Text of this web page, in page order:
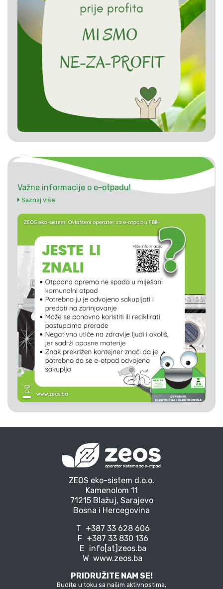
Važne informacije o e-otpadu!
Saznaj više
ZEOS eko-sistem d.o.o.
Kamenolom 11
71215 Blažuj, Sarajevo
Bosna i Hercegovina
T +387 33 628 606
F +387 33 830 136
E info[at]zeos.ba
W www.zeos.ba
PRIDRUŽITE NAM SE!
Budite u toku sa našim aktivnostima,